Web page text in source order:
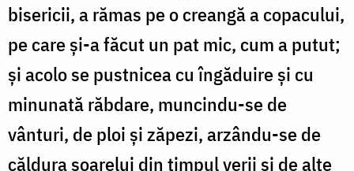
bisericii, a rămas pe o creangă a copacului,
pe care și-a făcut un pat mic, cum a putut;
și acolo se pustnicea cu îngăduire și cu
minunată răbdare, muncindu-se de
vânturi, de ploi și zăpezi, arzându-se de
căldura soarelui din timpul verii și de alte